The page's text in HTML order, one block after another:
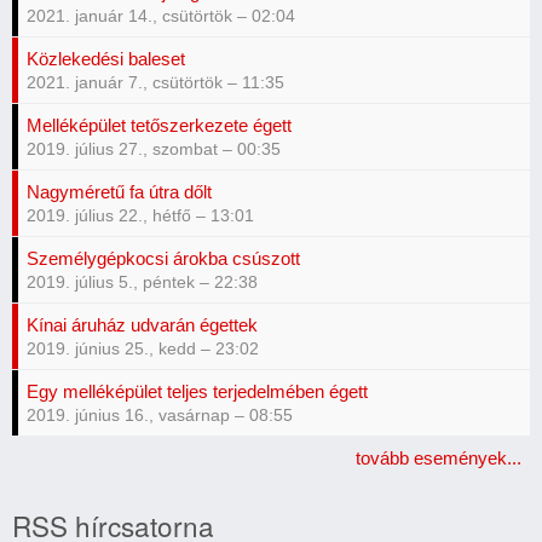
2021. január 14., csütörtök – 02:04
Közlekedési baleset
2021. január 7., csütörtök – 11:35
Melléképület tetőszerkezete égett
2019. július 27., szombat – 00:35
Nagyméretű fa útra dőlt
2019. július 22., hétfő – 13:01
Személygépkocsi árokba csúszott
2019. július 5., péntek – 22:38
Kínai áruház udvarán égettek
2019. június 25., kedd – 23:02
Egy melléképület teljes terjedelmében égett
2019. június 16., vasárnap – 08:55
tovább események...
RSS hírcsatorna